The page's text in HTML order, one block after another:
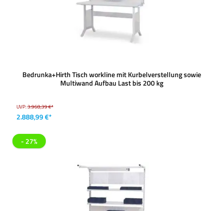
Bedrunka+Hirth Tisch workline mit Kurbelverstellung sowie
Multiwand Aufbau Last bis 200 kg
UVP:3.968,39 €*
2.888,99 €*
- 27%